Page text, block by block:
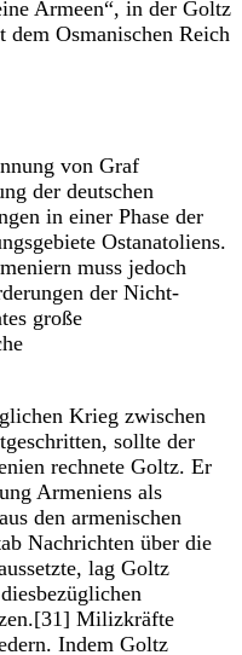
Armeen“, in der Goltz
Osmanischen Reich
von Graf
der deutschen
in einer Phase der
Ostanatoliens.
muss jedoch
der Nicht-
große
Krieg zwischen
sollte der
rechnete Goltz. Er
Armeniens als
den armenischen
Nachrichten über die
lag Goltz
Milizkräfte
Indem Goltz